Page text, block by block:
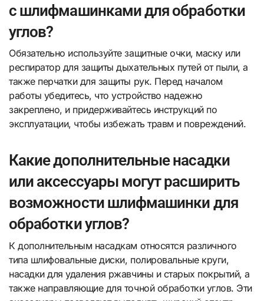
с шлифмашинками для обработки
углов?
Обязательно используйте защитные очки, маску или
респиратор для защиты дыхательных путей от пыли, а
также перчатки для защиты рук. Перед началом
работы убедитесь, что устройство надежно
закреплено, и придерживайтесь инструкций по
эксплуатации, чтобы избежать травм и повреждений.
Какие дополнительные насадки
или аксессуары могут расширить
возможности шлифмашинки для
обработки углов?
К дополнительным насадкам относятся различного
типа шлифовальные диски, полировальные круги,
насадки для удаления ржавчины и старых покрытий, а
также направляющие для точной обработки углов. Эти